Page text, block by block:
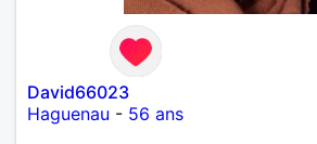
David66023
Haguenau - 56 ans